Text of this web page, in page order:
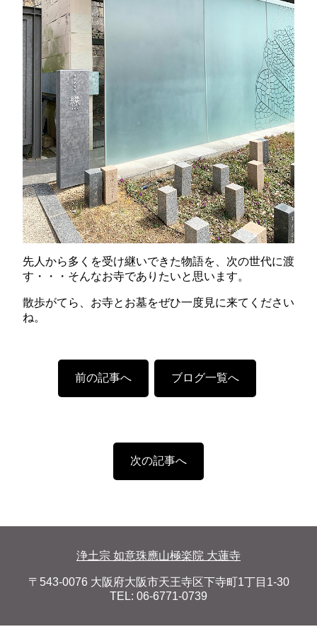
先人から多くを受け継いできた物語を、次の世代に渡
す・・・そんなお寺でありたいと思います。
散歩がてら、お寺とお墓をぜひ一度見に来てください
ね。
前の記事へ ブログ一覧へ
次の記事へ
浄土宗 如意珠應山極楽院 大蓮寺
〒543-0076 大阪府大阪市天王寺区下寺町1丁目1-30
TEL: 06-6771-0739